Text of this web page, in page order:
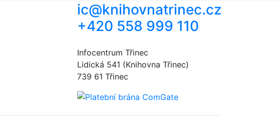
ic@knihovnatrinec.cz
+420 558 999 110
Infocentrum Třinec
Lidická 541 (Knihovna Třinec)
739 61 Třinec